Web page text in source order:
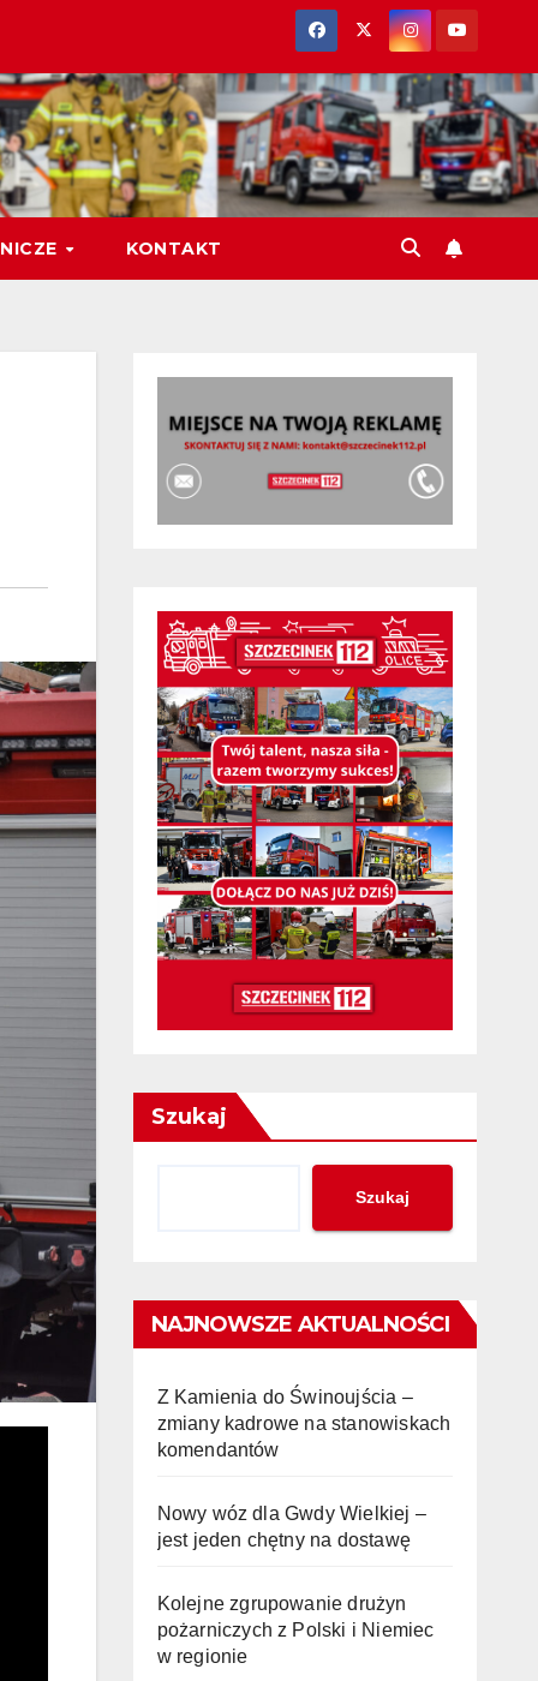
KONTAKT
Szukaj
Szukaj
NAJNOWSZE AKTUALNOŚCI
Z Kamienia do Świnoujścia –
zmiany kadrowe na stanowiskach
komendantów
Nowy wóz dla Gwdy Wielkiej –
jest jeden chętny na dostawę
Kolejne zgrupowanie drużyn
pożarniczych z Polski i Niemiec
w regionie